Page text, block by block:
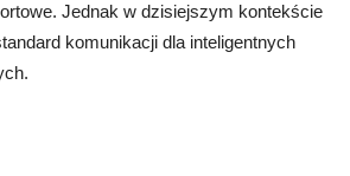
Jednak w dzisiejszym kontekście
komunikacji dla inteligentnych